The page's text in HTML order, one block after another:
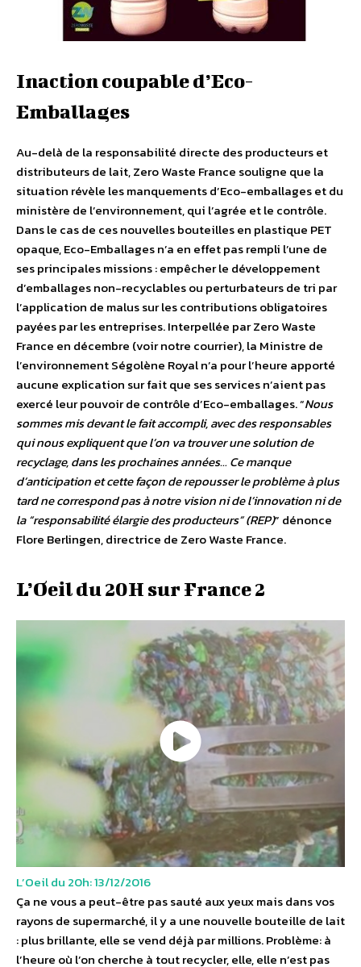
Inaction coupable d’Eco-
Emballages
Au-delà de la responsabilité directe des producteurs et
distributeurs de lait, Zero Waste France souligne que la
situation révèle les manquements d’Eco-emballages et du
ministère de l’environnement, qui l’agrée et le contrôle.
Dans le cas de ces nouvelles bouteilles en plastique PET
opaque, Eco-Emballages n’a en effet pas rempli l’une de
ses principales missions : empêcher le développement
d’emballages non-recyclables ou perturbateurs de tri par
l’application de malus sur les contributions obligatoires
payées par les entreprises. Interpellée par Zero Waste
France en décembre (voir notre courrier), la Ministre de
l’environnement Ségolène Royal n’a pour l’heure apporté
aucune explication sur fait que ses services n’aient pas
exercé leur pouvoir de contrôle d’Eco-emballages. “Nous
sommes mis devant le fait accompli, avec des responsables
qui nous expliquent que l’on va trouver une solution de
recyclage, dans les prochaines années… Ce manque
d’anticipation et cette façon de repousser le problème à plus
tard ne correspond pas à notre vision ni de l’innovation ni de
la “responsabilité élargie des producteurs” (REP)” dénonce
Flore Berlingen, directrice de Zero Waste France.
L’Oeil du 20H sur France 2
L’Oeil du 20h: 13/12/2016
Ça ne vous a peut-être pas sauté aux yeux mais dans vos
rayons de supermarché, il y a une nouvelle bouteille de lait
: plus brillante, elle se vend déjà par millions. Problème: à
l’heure où l’on cherche à tout recycler, elle, elle n’est pas